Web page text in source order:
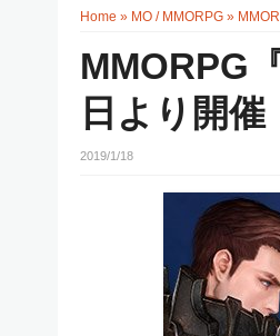
Home » MO / MMORPG »
MMORPG
日より開催
2019/1/18